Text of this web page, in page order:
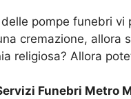
pompe funebri
cremazione,
religiosa? Allora
Funebri Metro